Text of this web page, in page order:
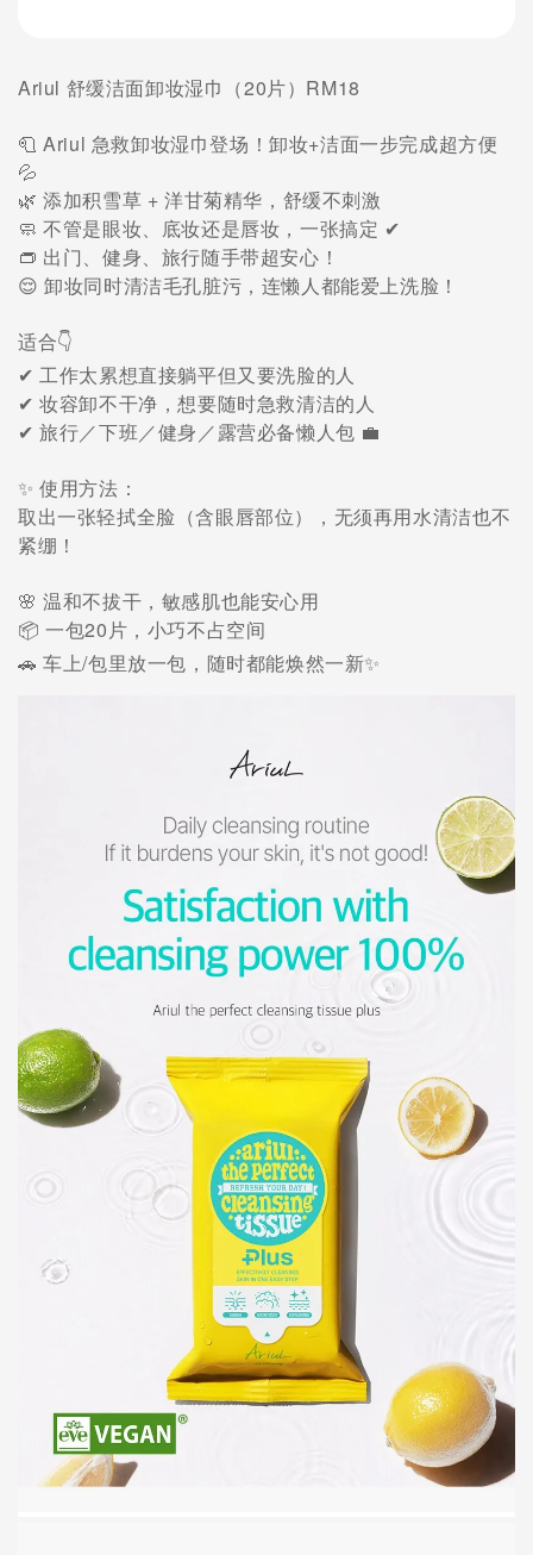
Ariul 舒缓洁面卸妆湿巾（20片）RM18
🧻 Ariul 急救卸妆湿巾登场！卸妆+洁面一步完成超方便
💦
🌿 添加积雪草 + 洋甘菊精华，舒缓不刺激
🧼 不管是眼妆、底妆还是唇妆，一张搞定 ✔
👝 出门、健身、旅行随手带超安心！
😌 卸妆同时清洁毛孔脏污，连懒人都能爱上洗脸！
适合👇
✔ 工作太累想直接躺平但又要洗脸的人
✔ 妆容卸不干净，想要随时急救清洁的人
✔ 旅行／下班／健身／露营必备懒人包 💼
✨ 使用方法：
取出一张轻拭全脸（含眼唇部位），无须再用水清洁也不
紧绷！
🌸 温和不拔干，敏感肌也能安心用
📦 一包20片，小巧不占空间
🚗 车上/包里放一包，随时都能焕然一新✨